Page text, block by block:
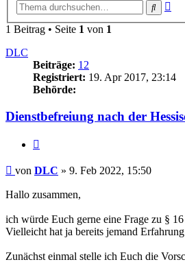
Suche
1 Beitrag • Seite 1 von 1
DLC
Beiträge: 12
Registriert: 19. Apr 2017, 23:14
Behörde:
Dienstbefreiung nach der
Beitrag
von DLC » 9. Feb 2022, 15:50
Hallo zusammen,
ich würde Euch gerne eine Frage zu §
Vielleicht hat ja bereits jemand
Zunächst einmal stelle ich Euch die